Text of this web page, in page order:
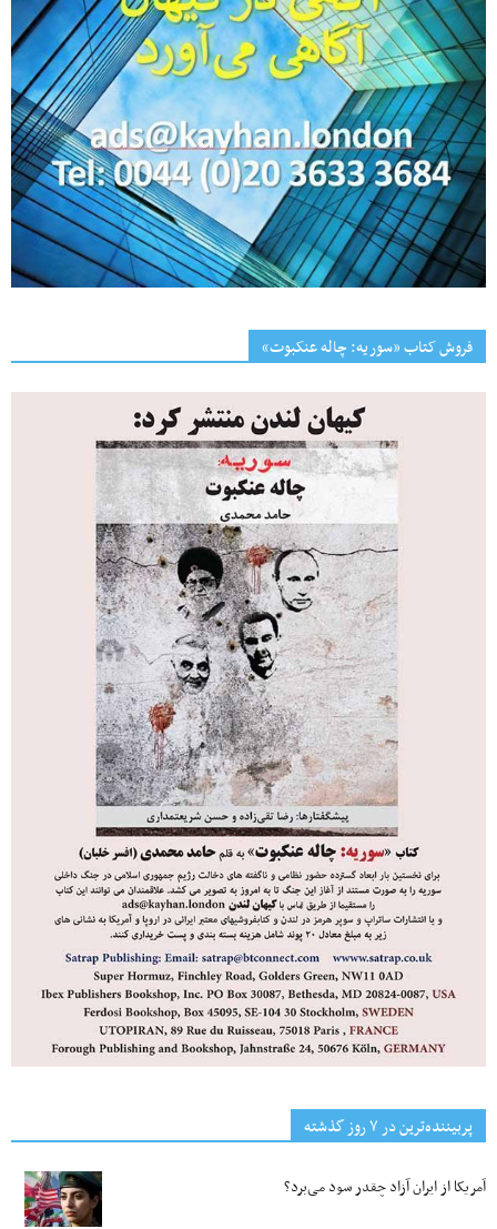
فروش کتاب «سوریه: چاله عنکبوت»
پربیننده‌ترین‌ در ۷ روز گذشته
آمریکا از ایران آزاد چقدر سود می‌برد؟